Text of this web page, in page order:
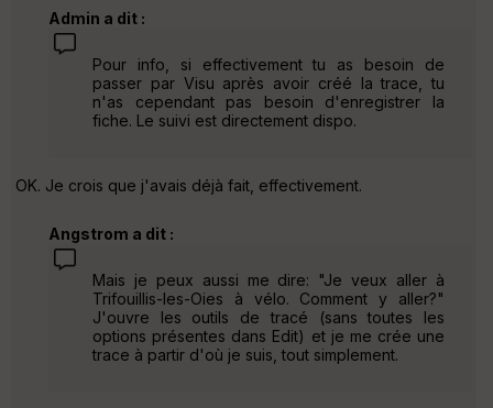
Admin a dit :
Pour info, si effectivement tu as besoin de
passer par Visu après avoir créé la trace, tu
n'as cependant pas besoin d'enregistrer la
fiche. Le suivi est directement dispo.
OK. Je crois que j'avais déjà fait, effectivement.
Angstrom a dit :
Mais je peux aussi me dire: "Je veux aller à
Trifouillis-les-Oies à vélo. Comment y aller?"
J'ouvre les outils de tracé (sans toutes les
options présentes dans Edit) et je me crée une
trace à partir d'où je suis, tout simplement.